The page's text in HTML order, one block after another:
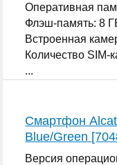
Оперативная
Флэш-память: 8
Встроенная
Количество SIM-
...
Смартфон
Blue/Green
Версия